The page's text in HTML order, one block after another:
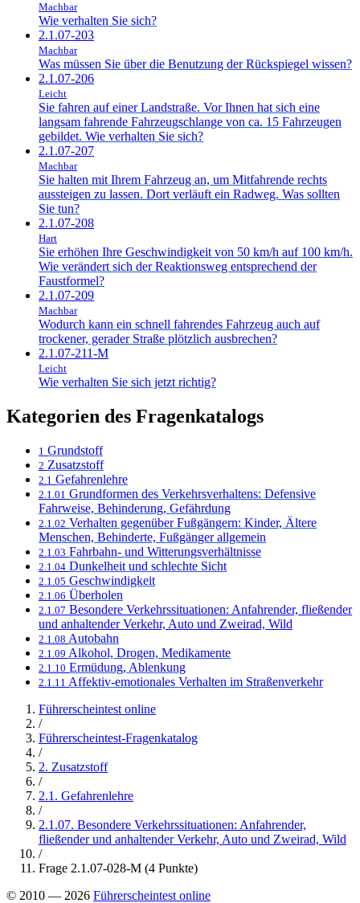
Machbar
Wie verhalten Sie sich?
2.1.07-203
Machbar
Was müssen Sie über die Benutzung der Rückspiegel wissen?
2.1.07-206
Leicht
Sie fahren auf einer Landstraße. Vor Ihnen hat sich eine
langsam fahrende Fahrzeugschlange von ca. 15 Fahrzeugen
gebildet. Wie verhalten Sie sich?
2.1.07-207
Machbar
Sie halten mit Ihrem Fahrzeug an, um Mitfahrende rechts
aussteigen zu lassen. Dort verläuft ein Radweg. Was sollten
Sie tun?
2.1.07-208
Hart
Sie erhöhen Ihre Geschwindigkeit von 50 km/h auf 100 km/h.
Wie verändert sich der Reaktionsweg entsprechend der
Faustformel?
2.1.07-209
Machbar
Wodurch kann ein schnell fahrendes Fahrzeug auch auf
trockener, gerader Straße plötzlich ausbrechen?
2.1.07-211-M
Leicht
Wie verhalten Sie sich jetzt richtig?
Kategorien des Fragenkatalogs
1 Grundstoff
2 Zusatzstoff
2.1 Gefahrenlehre
2.1.01 Grundformen des Verkehrsverhaltens: Defensive
Fahrweise, Behinderung, Gefährdung
2.1.02 Verhalten gegenüber Fußgängern: Kinder, Ältere
Menschen, Behinderte, Fußgänger allgemein
2.1.03 Fahrbahn- und Witterungsverhältnisse
2.1.04 Dunkelheit und schlechte Sicht
2.1.05 Geschwindigkeit
2.1.06 Überholen
2.1.07 Besondere Verkehrssituationen: Anfahrender, fließender
und anhaltender Verkehr, Auto und Zweirad, Wild
2.1.08 Autobahn
2.1.09 Alkohol, Drogen, Medikamente
2.1.10 Ermüdung, Ablenkung
2.1.11 Affektiv-emotionales Verhalten im Straßenverkehr
Führerscheintest online
/
Führerscheintest-Fragenkatalog
/
2. Zusatzstoff
/
2.1. Gefahrenlehre
/
2.1.07. Besondere Verkehrssituationen: Anfahrender,
fließender und anhaltender Verkehr, Auto und Zweirad, Wild
/
Frage 2.1.07-028-M (4 Punkte)
© 2010 — 2026 Führerscheintest online